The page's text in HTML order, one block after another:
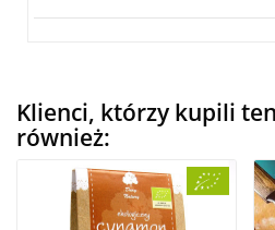
Klienci, którzy kupili
również: